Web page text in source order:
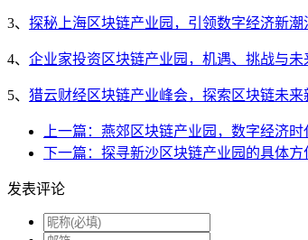
3、 探秘上海区块链产业园，引领数字经济新潮
4、 企业家投资区块链产业园，机遇、挑战与未
5、 猎云财经区块链产业峰会，探索区块链未来
上一篇：燕郊区块链产业园，数字经济
下一篇：探寻新沙区块链产业园的具体方
发表评论